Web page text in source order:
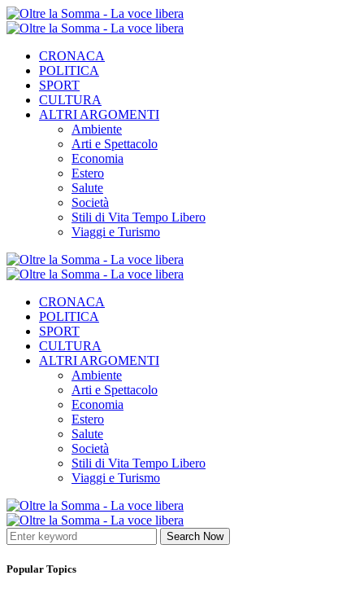
CRONACA
POLITICA
SPORT
CULTURA
ALTRI ARGOMENTI
Ambiente
Arti e Spettacolo
Economia
Estero
Salute
Società
Stili di Vita Tempo Libero
Viaggi e Turismo
CRONACA
POLITICA
SPORT
CULTURA
ALTRI ARGOMENTI
Ambiente
Arti e Spettacolo
Economia
Estero
Salute
Società
Stili di Vita Tempo Libero
Viaggi e Turismo
Search Now
Popular Topics